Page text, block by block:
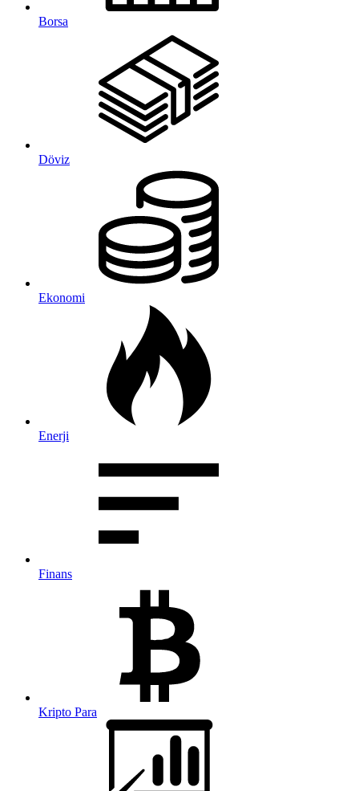
Borsa
Döviz
Ekonomi
Enerji
Finans
Kripto Para